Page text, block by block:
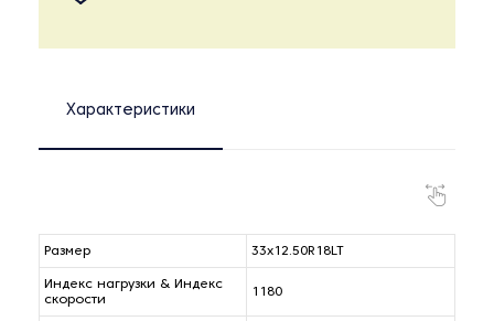
Характеристики
Размер 33x12.50R18LT
Индекс нагрузки & Индекс
скорости
1180